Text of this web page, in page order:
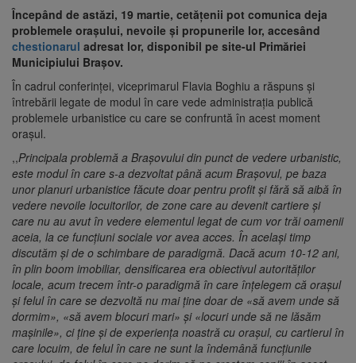
Începând de astăzi, 19 martie, cetățenii pot comunica deja
problemele orașului, nevoile și propunerile lor, accesând
chestionarul adresat lor, disponibil pe site-ul Primăriei
Municipiului Brașov.
În cadrul conferinței, viceprimarul Flavia Boghiu a răspuns și
întrebării legate de modul în care vede administrația publică
problemele urbanistice cu care se confruntă în acest moment
orașul.
,,Principala problemă a Brașovului din punct de vedere urbanistic,
este modul în care s-a dezvoltat până acum Brașovul, pe baza
unor planuri urbanistice făcute doar pentru profit și fără să aibă în
vedere nevoile locuitorilor, de zone care au devenit cartiere și
care nu au avut în vedere elementul legat de cum vor trăi oamenii
aceia, la ce funcțiuni sociale vor avea acces. În același timp
discutăm și de o schimbare de paradigmă. Dacă acum 10-12 ani,
în plin boom imobiliar, densificarea era obiectivul autorităților
locale, acum trecem într-o paradigmă în care înțelegem că orașul
și felul în care se dezvoltă nu mai ține doar de «să avem unde să
dormim», «să avem blocuri mari» și «locuri unde să ne lăsăm
mașinile», ci ține și de experiența noastră cu orașul, cu cartierul în
care locuim, de felul în care ne sunt la îndemână funcțiunile